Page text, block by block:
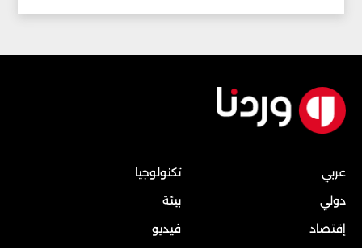
عربي
دولي
إقتصاد
تكنولوجيا
بيئة
فيديو